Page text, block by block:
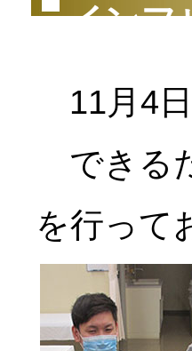
インフ
11月4日
できる
を行って